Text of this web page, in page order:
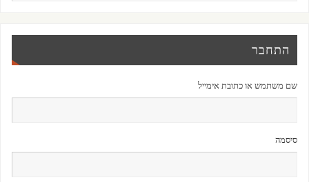
התחבר
שם משתמש או כתובת אימייל
סיסמה